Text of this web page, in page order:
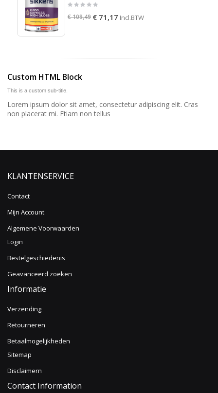
€ 109,49 € 71,17 Incl.BTW
Custom HTML Block
This is a custom sub-title.
Lorem ipsum dolor sit amet, consectetur adipiscing elit. Cras
non placerat mi. Etiam non tellus
KLANTENSERVICE
Contact
Mijn Account
Algemene Voorwaarden
Login
Bestelgeschiedenis
Geavanceerd zoeken
Informatie
Verzending
Retourneren
Betaalmogelijkheden
Sitemap
Disclaimern
Contact Information